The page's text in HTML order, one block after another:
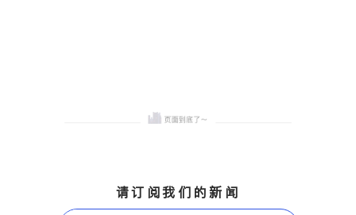
请订阅我们的新闻